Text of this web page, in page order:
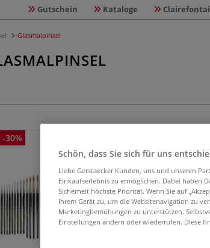
Gutschein Kataloge
Glasmalpinsel
-30%
Schön, dass Sie sich für uns
Liebe Gerstaecker Kunden, uns und unseren
Einkaufserlebnis zu ermöglichen. Dabei haben
Sicherheit höchste Priorität. Wenn Sie auf
Ihrem Gerät zu, um die Websitenavigation zu
Marketingbemühungen zu unterstützen.
Einstellungen ändern oder wiederrufen. Diese